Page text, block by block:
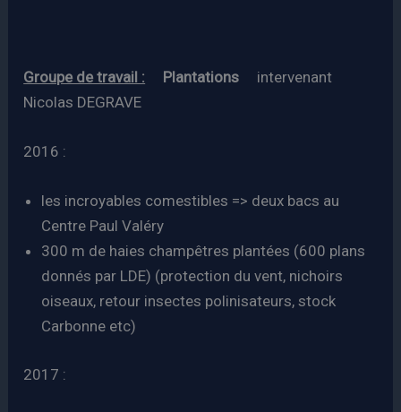
Groupe de travail : Plantations
intervenant
Nicolas DEGRAVE
2016 :
les incroyables comestibles => deux bacs au
Centre Paul Valéry
300 m de haies champêtres plantées (600 plans
donnés par LDE) (protection du vent, nichoirs
oiseaux, retour insectes polinisateurs, stock
Carbonne etc)
2017 :